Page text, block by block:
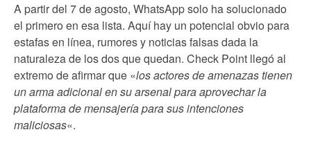
A partir del 7 de agosto, WhatsApp solo ha solucionado
el primero en esa lista. Aquí hay un potencial obvio para
estafas en línea, rumores y noticias falsas dada la
naturaleza de los dos que quedan. Check Point llegó al
extremo de afirmar que «los actores de amenazas tienen
un arma adicional en su arsenal para aprovechar la
plataforma de mensajería para sus intenciones
maliciosas«.